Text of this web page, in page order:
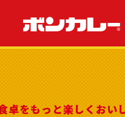
卓をもっと楽しくおい